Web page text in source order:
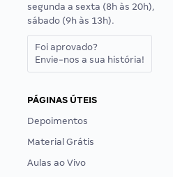
segunda a sexta (8h às 20h),
sábado (9h às 13h).
Foi aprovado?
Envie-nos a sua história!
PÁGINAS ÚTEIS
Depoimentos
Material Grátis
Aulas ao Vivo